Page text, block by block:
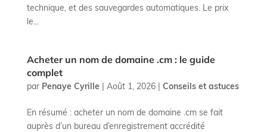
technique, et des sauvegardes automatiques. Le prix
le...
Acheter un nom de domaine .cm : le guide
complet
par Penaye Cyrille | Août 1, 2026| Conseils et astuces
En résumé : acheter un nom de domaine .cm se fait
auprès d’un bureau d’enregistrement accrédité